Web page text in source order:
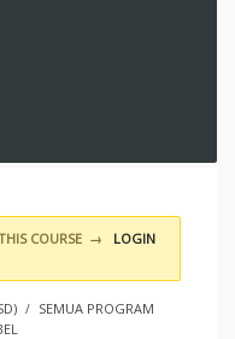
COURSE →
LOGIN
SEMUA PROGRAM